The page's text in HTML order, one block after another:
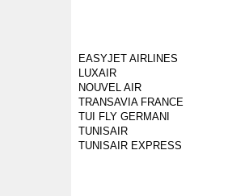
EASYJET AIRLINES
LUXAIR
NOUVEL AIR
TRANSAVIA FRANCE
TUI FLY GERMANI
TUNISAIR
TUNISAIR EXPRESS